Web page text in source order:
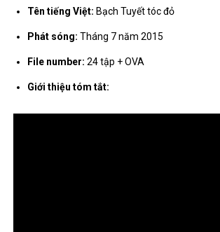
Tên tiếng Việt: Bạch Tuyết tóc đỏ
Phát sóng:Tháng 7 năm 2015
File number:24 tập + OVA
Giới thiệu tóm tắt: